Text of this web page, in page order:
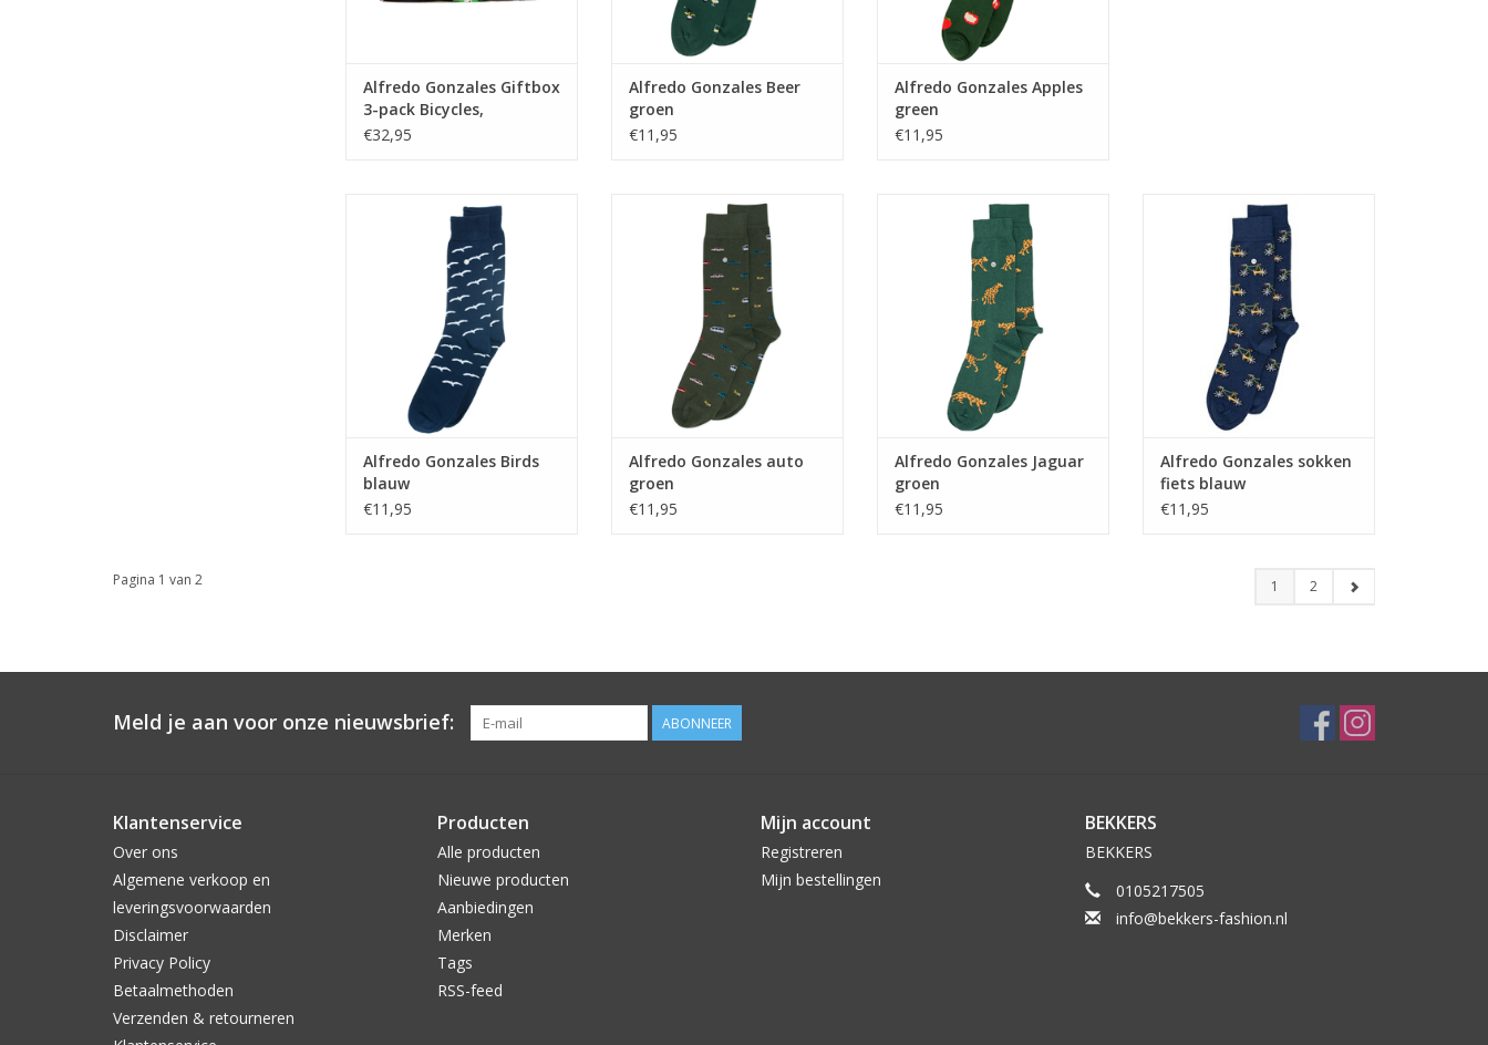
Alfredo Gonzales Giftbox
3-pack Bicycles,
Camping, Cows 42/45
€32,95
Alfredo Gonzales Beer
groen
€11,95
Alfredo Gonzales Apples
green
€11,95
Alfredo Gonzales Birds blauw
TOEVOEGEN AAN WINKELWAGEN
Alfredo Gonzales Birds
blauw
€11,95
Alfredo Gonzales auto groen
TOEVOEGEN AAN WINKELWAGEN
Alfredo Gonzales auto
groen
€11,95
Alfredo Gonzales Jaguar groen
TOEVOEGEN AAN WINKELWAGEN
Alfredo Gonzales Jaguar
groen
€11,95
Alfredo Gonzales sokken fiets
TOEVOEGEN AAN WINKELWAGEN
Alfredo Gonzales sokken
fiets blauw
€11,95
Pagina 1 van 2 1 2
Meld je aan voor onze nieuwsbrief: ABONNEER
Klantenservice
Over ons
Algemene verkoop en
leveringsvoorwaarden
Disclaimer
Privacy Policy
Betaalmethoden
Verzenden & retourneren
Producten
Alle producten
Nieuwe producten
Aanbiedingen
Merken
Tags
RSS-feed
Mijn account
Registreren
Mijn bestellingen
BEKKERS
BEKKERS
0105217505
info@bekkers-fashion.nl